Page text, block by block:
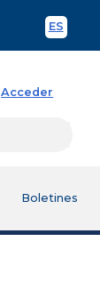
ES
Acceder
Boletines